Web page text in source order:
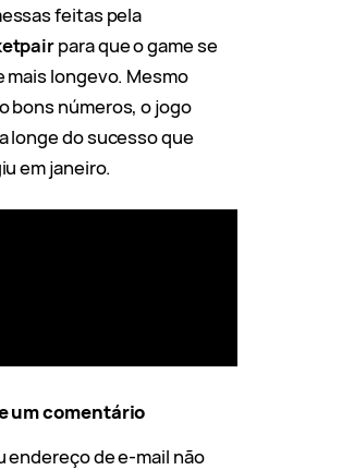
feitas pela
para que o game se
mais longevo. Mesmo
bons números, o jogo
longe do sucesso que
em janeiro.
um comentário
endereço de e-mail não